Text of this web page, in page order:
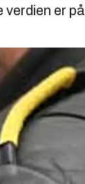
verdien er